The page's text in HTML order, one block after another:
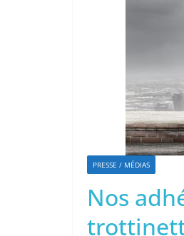
PRESSE / MÉDIAS
Nos